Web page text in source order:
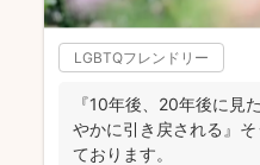
LGBTQフレンドリー
『10年後、20年後に見
やかに引き戻される』
ております。